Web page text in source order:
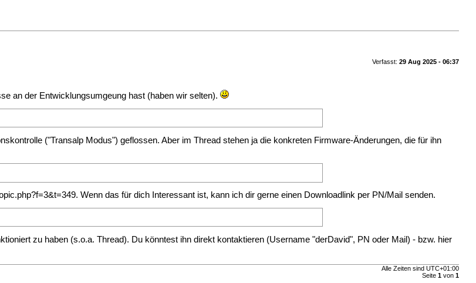
Verfasst: 29 Aug 2025 - 06:37
an der Entwicklungsumgeung hast (haben wir selten).
("Transalp Modus") geflossen. Aber im Thread stehen ja die konkreten Firmware-Änderungen, die für ihn
. Wenn das für dich Interessant ist, kann ich dir gerne einen Downloadlink per PN/Mail senden.
zu haben (s.o.a. Thread). Du könntest ihn direkt kontaktieren (Username "derDavid", PN oder Mail) - bzw. hier
Alle Zeiten sind UTC+01:00
Seite 1von 1